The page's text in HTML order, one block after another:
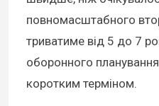
повномасштабного
триватиме від 5 до 7
оборонного
коротким терміном.